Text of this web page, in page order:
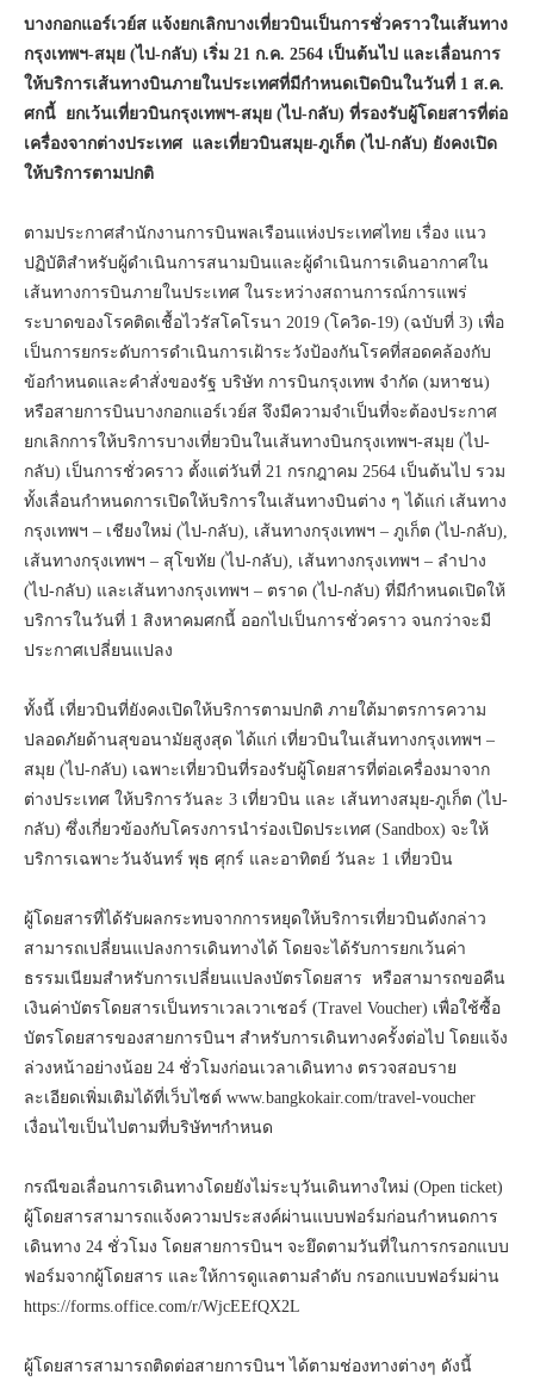
บางกอกแอร์เวย์ส แจ้งยกเลิกบางเที่ยวบินเป็นการชั่วคราวในเส้นทาง
กรุงเทพฯ-สมุย (ไป-กลับ) เริ่ม 21 ก.ค. 2564 เป็นต้นไป และเลื่อนการ
ให้บริการเส้นทางบินภายในประเทศที่มีกำหนดเปิดบินในวันที่ 1 ส.ค.
ศกนี้ ยกเว้นเที่ยวบินกรุงเทพฯ-สมุย (ไป-กลับ) ที่รองรับผู้โดยสารที่ต่อ
เครื่องจากต่างประเทศ และเที่ยวบินสมุย-ภูเก็ต (ไป-กลับ) ยังคงเปิด
ให้บริการตามปกติ
ตามประกาศสำนักงานการบินพลเรือนแห่งประเทศไทย เรื่อง แนว
ปฏิบัติสำหรับผู้ดำเนินการสนามบินและผู้ดำเนินการเดินอากาศใน
เส้นทางการบินภายในประเทศ ในระหว่างสถานการณ์การแพร่
ระบาดของโรคติดเชื้อไวรัสโคโรนา 2019 (โควิด-19) (ฉบับที่ 3) เพื่อ
เป็นการยกระดับการดำเนินการเฝ้าระวังป้องกันโรคที่สอดคล้องกับ
ข้อกำหนดและคำสั่งของรัฐ บริษัท การบินกรุงเทพ จำกัด (มหาชน)
หรือสายการบินบางกอกแอร์เวย์ส จึงมีความจำเป็นที่จะต้องประกาศ
ยกเลิกการให้บริการบางเที่ยวบินในเส้นทางบินกรุงเทพฯ-สมุย (ไป-
กลับ) เป็นการชั่วคราว ตั้งแต่วันที่ 21 กรกฎาคม 2564 เป็นต้นไป รวม
ทั้งเลื่อนกำหนดการเปิดให้บริการในเส้นทางบินต่าง ๆ ได้แก่ เส้นทาง
กรุงเทพฯ – เชียงใหม่ (ไป-กลับ), เส้นทางกรุงเทพฯ – ภูเก็ต (ไป-กลับ),
เส้นทางกรุงเทพฯ – สุโขทัย (ไป-กลับ), เส้นทางกรุงเทพฯ – ลำปาง
(ไป-กลับ) และเส้นทางกรุงเทพฯ – ตราด (ไป-กลับ) ที่มีกำหนดเปิดให้
บริการในวันที่ 1 สิงหาคมศกนี้ ออกไปเป็นการชั่วคราว จนกว่าจะมี
ประกาศเปลี่ยนแปลง
ทั้งนี้ เที่ยวบินที่ยังคงเปิดให้บริการตามปกติ ภายใต้มาตรการความ
ปลอดภัยด้านสุขอนามัยสูงสุด ได้แก่ เที่ยวบินในเส้นทางกรุงเทพฯ –
สมุย (ไป-กลับ) เฉพาะเที่ยวบินที่รองรับผู้โดยสารที่ต่อเครื่องมาจาก
ต่างประเทศ ให้บริการวันละ 3 เที่ยวบิน และ เส้นทางสมุย-ภูเก็ต (ไป-
กลับ) ซึ่งเกี่ยวข้องกับโครงการนำร่องเปิดประเทศ (Sandbox) จะให้
บริการเฉพาะวันจันทร์ พุธ ศุกร์ และอาทิตย์ วันละ 1 เที่ยวบิน
ผู้โดยสารที่ได้รับผลกระทบจากการหยุดให้บริการเที่ยวบินดังกล่าว
สามารถเปลี่ยนแปลงการเดินทางได้ โดยจะได้รับการยกเว้นค่า
ธรรมเนียมสำหรับการเปลี่ยนแปลงบัตรโดยสาร หรือสามารถขอคืน
เงินค่าบัตรโดยสารเป็นทราเวลเวาเชอร์ (Travel Voucher) เพื่อใช้ซื้อ
บัตรโดยสารของสายการบินฯ สำหรับการเดินทางครั้งต่อไป โดยแจ้ง
ล่วงหน้าอย่างน้อย 24 ชั่วโมงก่อนเวลาเดินทาง ตรวจสอบราย
ละเอียดเพิ่มเติมได้ที่เว็บไซต์ www.bangkokair.com/travel-voucher
เงื่อนไขเป็นไปตามที่บริษัทฯกำหนด
กรณีขอเลื่อนการเดินทางโดยยังไม่ระบุวันเดินทางใหม่ (Open ticket)
ผู้โดยสารสามารถแจ้งความประสงค์ผ่านแบบฟอร์มก่อนกำหนดการ
เดินทาง 24 ชั่วโมง โดยสายการบินฯ จะยึดตามวันที่ในการกรอกแบบ
ฟอร์มจากผู้โดยสาร และให้การดูแลตามลำดับ กรอกแบบฟอร์มผ่าน
https://forms.office.com/r/WjcEEfQX2L
ผู้โดยสารสามารถติดต่อสายการบินฯ ได้ตามช่องทางต่างๆ ดังนี้